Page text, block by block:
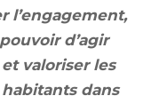
l’engagement,
d’agir
valoriser les
dans